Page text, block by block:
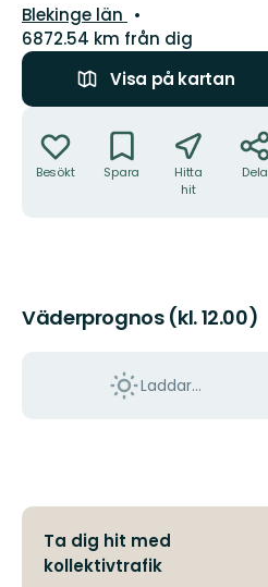
Län:
Blekinge län
6872.54 km från dig
Visa på kartan
Besökt Spara
Hitta
hit
Dela
Väderprognos (kl. 12.00)
Laddar...
Ta dig hit med
kollektivtrafik